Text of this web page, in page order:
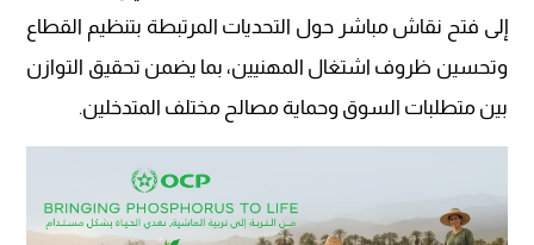
إلى فتح نقاش مباشر حول التحديات المرتبطة بتنظيم القطاع
وتحسين ظروف اشتغال المهنيين، بما يضمن تحقيق التوازن
بين متطلبات السوق وحماية مصالح مختلف المتدخلين.